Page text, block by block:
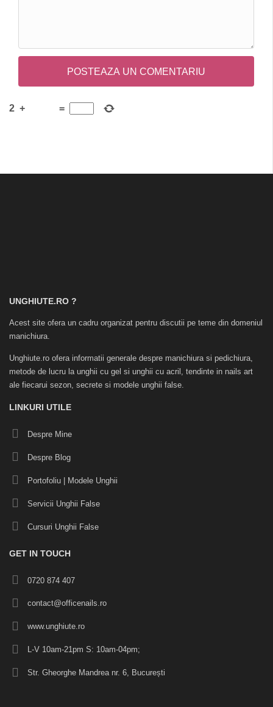
2 + =
UNGHIUTE.RO ?
Acest site ofera un cadru organizat pentru discutii pe teme din domeniul
manichiura.
Unghiute.ro ofera informatii generale despre manichiura si pedichiura,
metode de lucru la unghii cu gel si unghii cu acril, tendinte in nails art
ale fiecarui sezon, secrete si modele unghii false.
LINKURI UTILE
Despre Mine
Despre Blog
Portofoliu Modele Unghii
Servicii Unghii False
Cursuri Unghii False
GET IN TOUCH
0720 874 407
contact@officenails.ro
www.unghiute.ro
L-V 10am-21pm S: 10am-04pm;
Str. Gheorghe Mandrea nr. 6, București